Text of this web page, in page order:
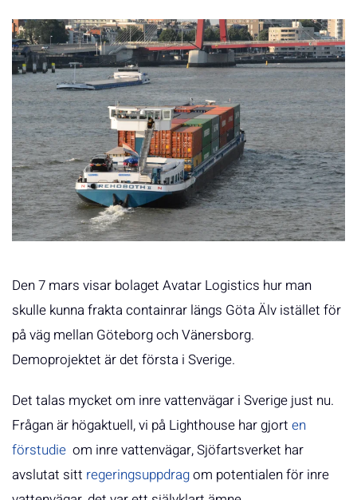
Den 7 mars visar bolaget Avatar Logistics hur man
skulle kunna frakta containrar längs Göta Älv istället för
på väg mellan Göteborg och Vänersborg.
Demoprojektet är det första i Sverige.
Det talas mycket om inre vattenvägar i Sverige just nu.
Frågan är högaktuell, vi på Lighthouse har gjort en
förstudie om inre vattenvägar, Sjöfartsverket har
avslutat sitt regeringsuppdragom potentialen för inre